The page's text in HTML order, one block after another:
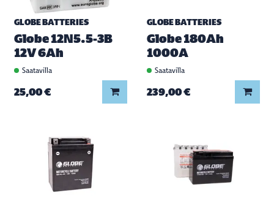
GLOBE BATTERIES
Globe 12N5.5-3B
12V 6Ah
Saatavilla
25,00 € Lisää koriin
GLOBE BATTERIES
Globe 180Ah
1000A
Saatavilla
239,00 €